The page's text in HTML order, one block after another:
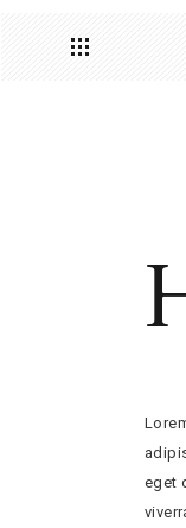
eget